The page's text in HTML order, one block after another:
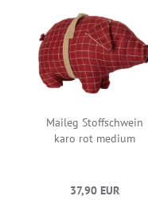
Maileg Stoffschwein
karo rot medium
37,90 EUR